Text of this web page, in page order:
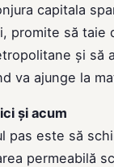
capitala
promite să taie
şi să
va ajunge la
şi acum
pas este să
permeabilă